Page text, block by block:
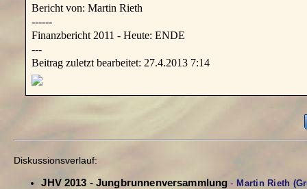
Bericht von: Martin Rieth
------
Finanzbericht 2011 - Heute: ENDE
---
Beitrag zuletzt bearbeitet: 27.4.2013 7:14
Diskussionsverlauf:
JHV 2013 - Jungbrunnenversammlung - Martin Rieth